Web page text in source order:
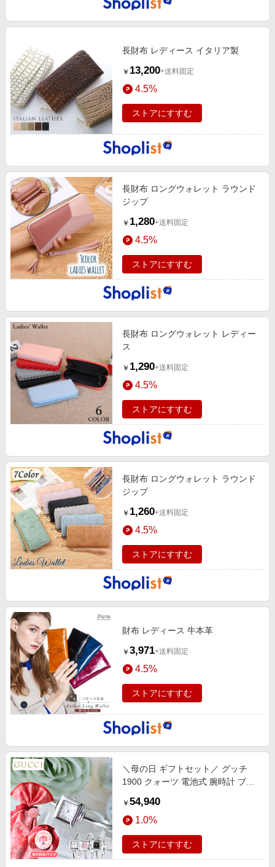
長財布 レディース イタリア製
￥ 13,200+送料固定
4.5%
ストアにすすむ
長財布 ロングウォレット ラウンド
ジップ
￥ 1,280+送料固定
4.5%
ストアにすすむ
長財布 ロングウォレット レディー
ス
￥ 1,290+送料固定
4.5%
ストアにすすむ
長財布 ロングウォレット ラウンド
ジップ
￥ 1,260+送料固定
4.5%
ストアにすすむ
財布 レディース 牛本革
￥ 3,971+送料固定
4.5%
ストアにすすむ
＼母の日 ギフトセット／ グッチ
1900 クォーツ 電池式 腕時計 ブラ
スイス製 選べるモデル 高級 おしゃ
￥ 54,940
1.0%
ストアにすすむ